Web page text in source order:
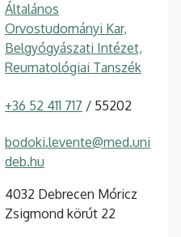
Általános
Orvostudományi Kar,
Belgyógyászati Intézet,
Reumatológiai Tanszék
+36 52 411 717 / 55202
bodoki.levente@med.uni
deb.hu
4032 Debrecen Móricz
Zsigmond körút 22